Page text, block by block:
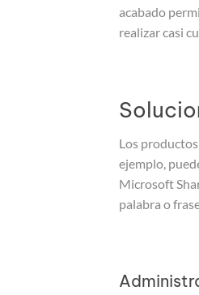
acabado
realizar casi
Los
ejemplo,
Microsoft
palabra o